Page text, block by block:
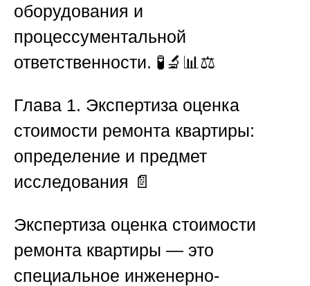
оборудования и
процессументальной
ответственности. 🧪🔬📊⚖️
Глава 1. Экспертиза оценка
стоимости ремонта квартиры:
определение и предмет
исследования 📄
Экспертиза оценка стоимости
ремонта квартиры — это
специальное инженерно-